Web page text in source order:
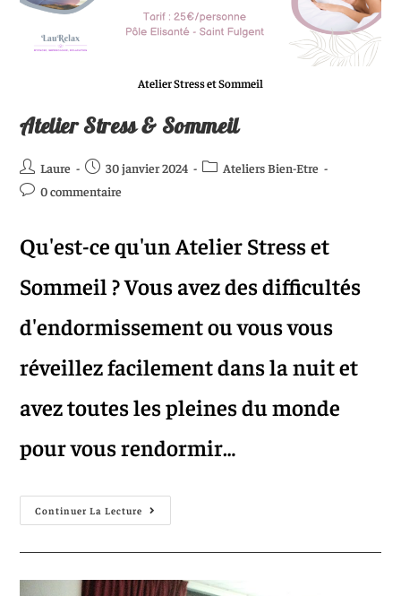
Atelier Stress et Sommeil
Atelier Stress & Sommeil
Laure 30 janvier 2024
Ateliers Bien-Etre
0 commentaire
Qu'est-ce qu'un Atelier Stress et
Sommeil ? Vous avez des difficultés
d'endormissement ou vous vous
réveillez facilement dans la nuit et
avez toutes les pleines du monde
pour vous rendormir…
Continuer La Lecture